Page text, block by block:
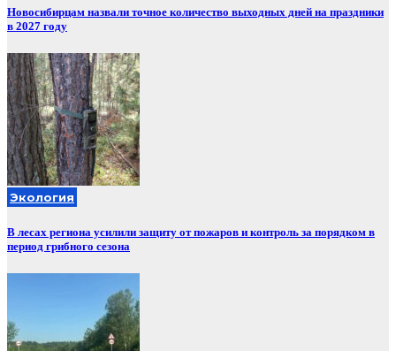
Новосибирцам назвали точное количество выходных дней на праздники
в 2027 году
Экология
В лесах региона усилили защиту от пожаров и контроль за порядком в
период грибного сезона